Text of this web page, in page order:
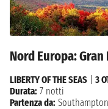
Nord Europa:
LIBERTY OF THE SEAS
3
Durata: 7 notti
Partenza da: Southampton